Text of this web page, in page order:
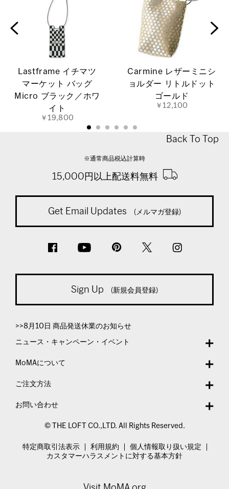
Lastframe イチマツ
マーケット バッグ
Micro ブラック／ホワ
イト
￥19,800
Carmine レザーミニシ
ョルダー リトルドット
ゴールド
￥12,100
Back To Top
※通常商品税込計算時
15,000円以上配送料無料
Get Email Updates (メルマガ登録)
Sign Up (新規会員登録)
>>8月10日 商品発送休業のお知らせ
ニュース・キャンペーン・イベント
MoMAについて
ご注文方法
お問い合わせ
© THE LOFT CO.,LTD. All Rights Reserved.
特定商取引法表示 利用規約
個人情報取り扱い規定
カスタマーハラスメントに対する基本方針